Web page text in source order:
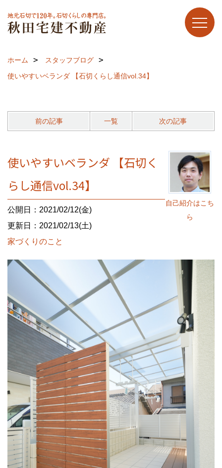
ホーム
スタッフブログ
使いやすいベランダ 【石切くらし通信vol.34】
前の記事 一覧 次の記事
自己紹介はこち
ら
使いやすいベランダ 【石切く
らし通信vol.34】
公開日：2021/02/12(金)
更新日：2021/02/13(土)
家づくりのこと